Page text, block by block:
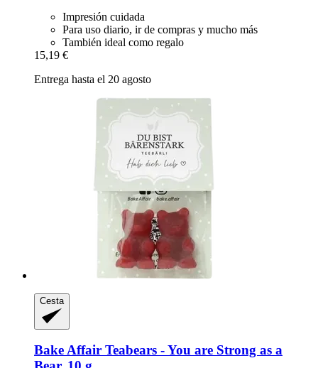
Impresión cuidada
Para uso diario, ir de compras y mucho más
También ideal como regalo
15,19 €
Entrega hasta el 20 agosto
Cesta
Bake Affair Teabears -​ You are Strong as a